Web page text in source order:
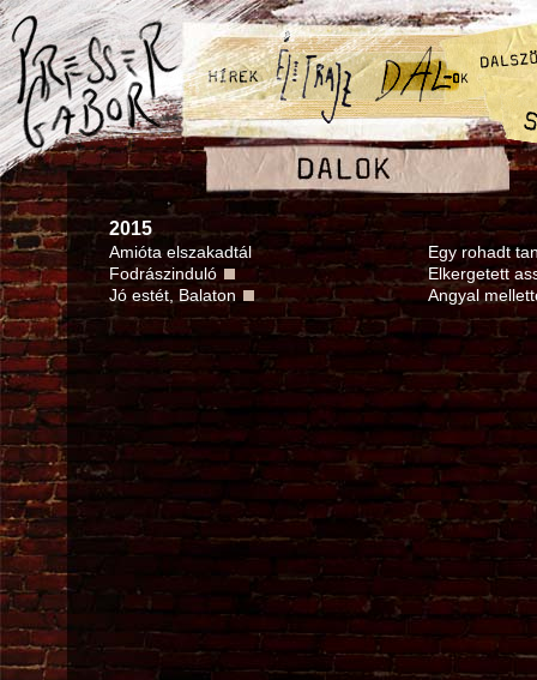
2015
Amióta elszakadtál
Fodrászinduló
Jó estét, Balaton
Egy rohadt
Elkergetett
Angyal